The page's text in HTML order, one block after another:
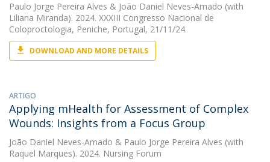
Paulo Jorge Pereira Alves & João Daniel Neves-Amado (with
Liliana Miranda). 2024. XXXIII Congresso Nacional de
Coloproctologia, Peniche, Portugal, 21/11/24
DOWNLOAD AND MORE DETAILS
ARTIGO
Applying mHealth for Assessment of Complex
Wounds: Insights from a Focus Group
João Daniel Neves-Amado & Paulo Jorge Pereira Alves (with
Raquel Marques). 2024. Nursing Forum